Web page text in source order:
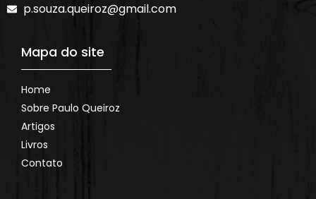
p.souza.queiroz@gmail.com
Mapa do site
Home
Sobre Paulo Queiroz
Artigos
Livros
Contato